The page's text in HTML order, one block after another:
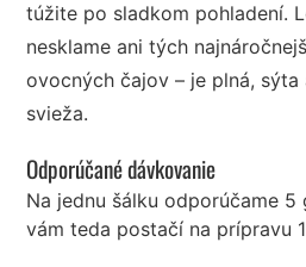
túžite po sladkom pohladení.
nesklame ani tých
ovocných čajov – je plná,
svieža.
Odporúčané dávkovanie
Na jednu šálku odporúčame 5
vám teda postačí na prípravu